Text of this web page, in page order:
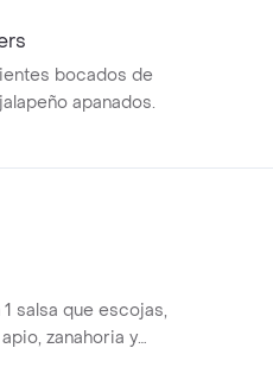
bocados de
apanados.
salsa que escojas,
zanahoria y
artesanal.